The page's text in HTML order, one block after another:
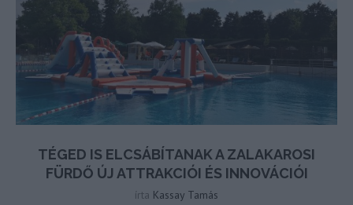
TÉGED IS ELCSÁBÍTANAK A ZALAKAROSI
FÜRDŐ ÚJ ATTRAKCIÓI ÉS INNOVÁCIÓI
írta Kassay Tamás